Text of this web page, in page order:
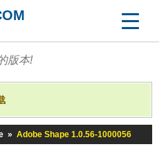
版本!
» Adobe Shape 1.0.56-1000056